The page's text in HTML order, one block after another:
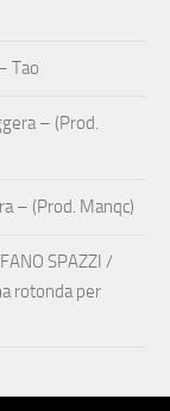
Tao
– (Prod.
– (Prod. Manqc)
SPAZZI /
rotonda per